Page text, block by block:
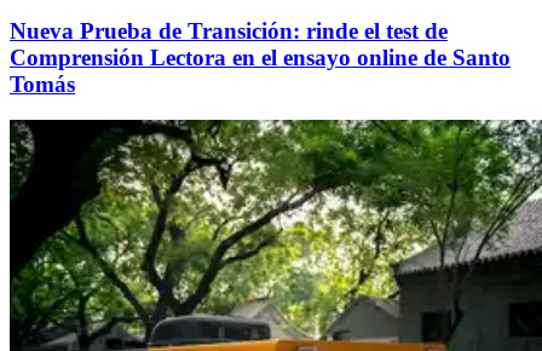
Nueva Prueba de Transición: rinde el test de
Comprensión Lectora en el ensayo online de Santo
Tomás